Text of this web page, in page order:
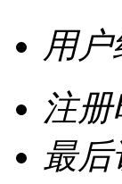
用户
注
最